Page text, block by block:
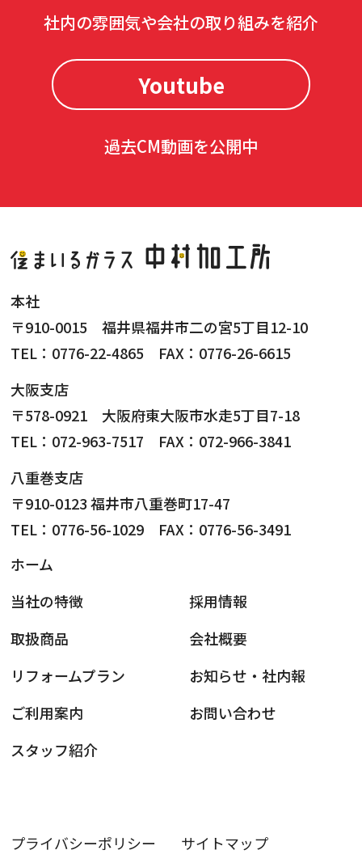
社内の雰囲気や会社の取り組みを紹介
Youtube
過去CM動画を公開中
本社
〒910-0015 福井県福井市二の宮5丁目12-10
TEL：0776-22-4865 FAX：0776-26-6615
大阪支店
〒578-0921 大阪府東大阪市水走5丁目7-18
TEL：072-963-7517 FAX：072-966-3841
八重巻支店
〒910-0123 福井市八重巻町17-47
TEL：0776-56-1029 FAX：0776-56-3491
ホーム
当社の特徴
取扱商品
リフォームプラン
ご利用案内
スタッフ紹介
採用情報
会社概要
お知らせ・社内報
お問い合わせ
プライバシーポリシー サイトマップ